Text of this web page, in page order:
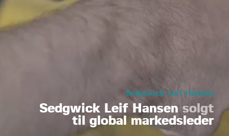
Sedgwick Leif Hansen
Sedgwick Leif Hansen solgt
til global markedsleder